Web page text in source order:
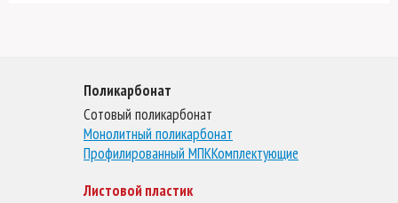
Поликарбонат
Сотовый поликарбонат
Монолитный поликарбонат
Профилированный МПККомплектующие
Листовой пластик